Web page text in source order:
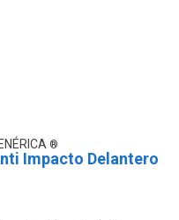
Impacto Delantero